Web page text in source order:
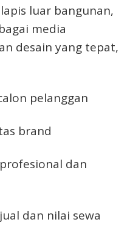
luar bangunan,
media
desain yang tepat,
pelanggan
brand
dan
dan nilai sewa